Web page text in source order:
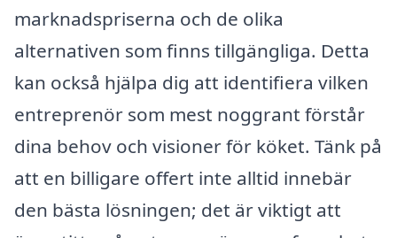
marknadspriserna och de olika
alternativen som finns tillgängliga. Detta
kan också hjälpa dig att identifiera vilken
entreprenör som mest noggrant förstår
dina behov och visioner för köket. Tänk på
att en billigare offert inte alltid innebär
den bästa lösningen; det är viktigt att